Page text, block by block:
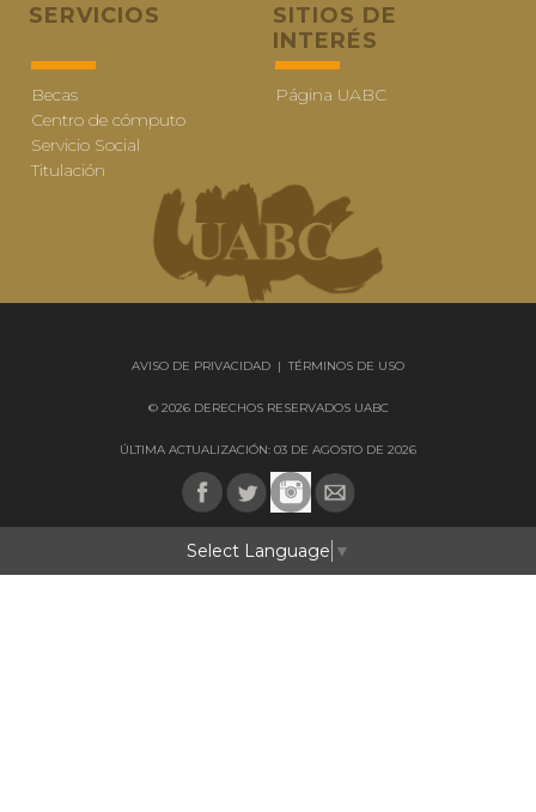
SERVICIOS
Becas
Centro de cómputo
Servicio Social
Titulación
SITIOS DE
INTERÉS
Página UABC
AVISO DE PRIVACIDAD | TÉRMINOS DE USO
© 2026 DERECHOS RESERVADOS UABC
ÚLTIMA ACTUALIZACIÓN: 03 DE AGOSTO DE 2026
Select Language ▼